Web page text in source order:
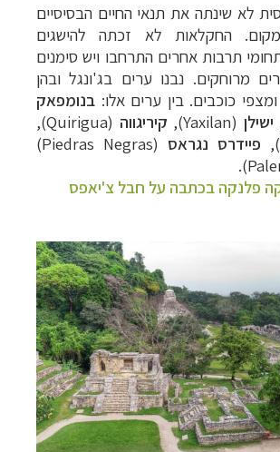
לא שינתה את תנאי החיים הבסיסיים
החקלאות לא זכתה להישגים
תרבות אחרים התרחבו ויש סימנים
מרוחקים. נבנו ערים בג'ונגל ובהן
כוכבים. בין ערים אלו: בנומפאק
ישילן (
Yaxilan
), קיריגווה (
Quirigua
),
), פיידרס נגראס (
Piedras Negras
)
).
פלנקה בכתבה על חבל צ'יאפס